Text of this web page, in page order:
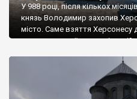
У 988 році, після кількох
князь Володимир захопив
місто. Саме взяття
диктувати свої умови
Херсонесі Володимир-
А потім було Хрещення Русі.